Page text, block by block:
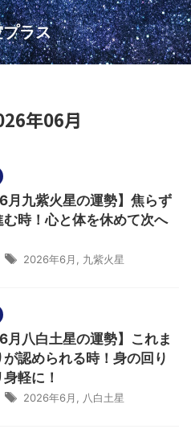
ラス
年06月
月九紫火星の運勢】焦らず
む時！心と体を休めて次へ
2026年6月 九紫火星
月八白土星の運勢】これま
認められる時！身の回り
軽に！
2026年6月 八白土星